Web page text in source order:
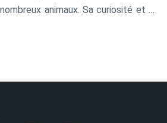
animaux. Sa curiosité et sa
dans des aventures
elle fait face grâce à la